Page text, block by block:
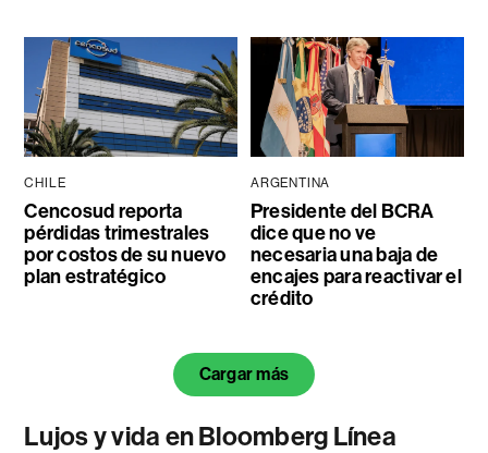
CHILE
Cencosud reporta
pérdidas trimestrales
por costos de su nuevo
plan estratégico
ARGENTINA
Presidente del BCRA
dice que no ve
necesaria una baja de
encajes para reactivar el
crédito
Cargar más
Lujos y vida en Bloomberg Línea